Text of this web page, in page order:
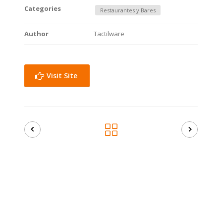
Categories Restaurantes y Bares
Author Tactilware
Visit Site